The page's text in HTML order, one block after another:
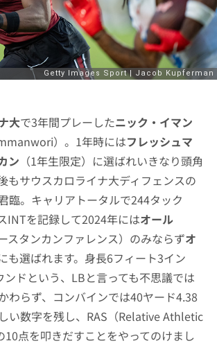
大で3年間プレーしたニック・イマン
）。1年時にはフレッシュマ
ン （1年生限定）に選ばれいきなり頭角
もサウスカロライナ大ディフェンスの
臨。キャリアトータルで244タック
INTを記録して2024年にはオール
スタンカンファレンス）のみならずオ
も選ばれます。身長6フィート3イン
ンドという、LBと言っても不思議では
わらず、コンバインでは40ヤード4.38
い数字を残し、RAS（Relative Athletic
10点を叩きだすことをやってのけまし